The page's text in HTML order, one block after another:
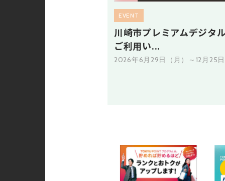
EVENT
川崎市プレミアムデジタ
ご利用い...
2026年6月29日（月）～12月25